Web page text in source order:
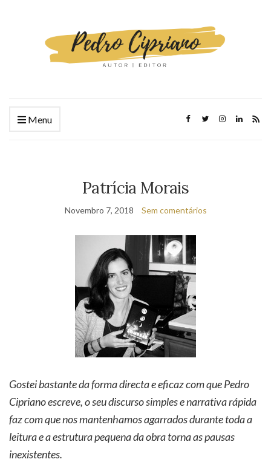
Menu
Patrícia Morais
Novembro 7, 2018 Sem comentários
Gostei bastante da forma directa e eficaz com que Pedro
Cipriano escreve, o seu discurso simples e narrativa rápida
faz com que nos mantenhamos agarrados durante toda a
leitura e a estrutura pequena da obra torna as pausas
inexistentes.